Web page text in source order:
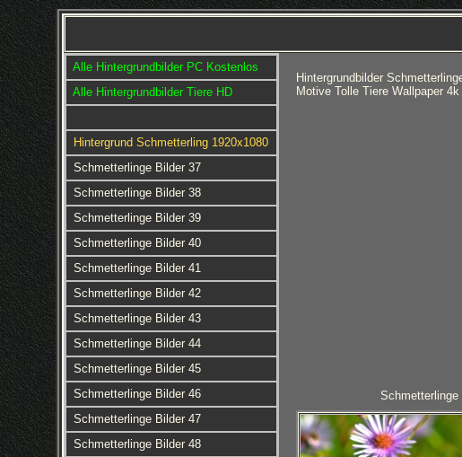
Alle Hintergrundbilder PC Kostenlos
Alle Hintergrundbilder Tiere HD
Hintergrund Schmetterling 1920x1080
Schmetterlinge Bilder 37
Schmetterlinge Bilder 38
Schmetterlinge Bilder 39
Schmetterlinge Bilder 40
Schmetterlinge Bilder 41
Schmetterlinge Bilder 42
Schmetterlinge Bilder 43
Schmetterlinge Bilder 44
Schmetterlinge Bilder 45
Schmetterlinge Bilder 46
Schmetterlinge Bilder 47
Schmetterlinge Bilder 48
Hintergrundbilder
Motive Tolle Tiere Wallpaper
Schmetterlinge